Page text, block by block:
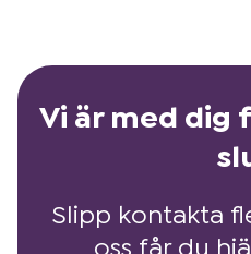
Vi är med dig
Slipp kontakta
oss får du